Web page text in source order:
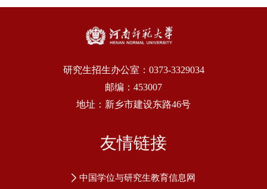
研究生招生办公室：0373-3329034
邮编：453007
地址：新乡市建设东路46号
友情链接
中国学位与研究生教育信息网